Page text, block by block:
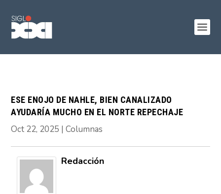
ESE ENOJO DE NAHLE, BIEN CANALIZADO
AYUDARÍA MUCHO EN EL NORTE REPECHAJE
Oct 22, 2025 |Columnas
Redacción